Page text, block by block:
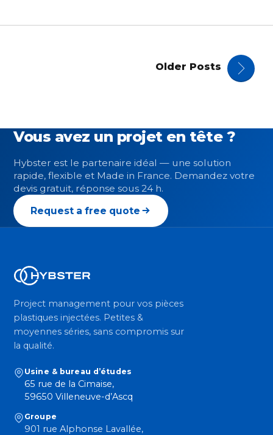
Older Posts
Vous avez un projet en tête ?
Hybster est le partenaire idéal — une solution
rapide, flexible et Made in France. Demandez votre
devis gratuit, réponse sous 24 h.
Request a free quote
Project management pour vos pièces
plastiques injectées. Petites &
moyennes séries, sans compromis sur
la qualité.
Usine & bureau d’études
65 rue de la Cimaise,
59650 Villeneuve-d’Ascq
Groupe
901 rue Alphonse Lavallée,